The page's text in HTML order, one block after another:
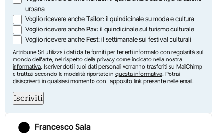
urbana
Voglio ricevere ancheTailor: il quindicinale su moda e cultura
Voglio ricevere anchePax: il quindicinale sul turismo culturale
Voglio ricevere ancheFest: il settimanale sui festival culturali
Artribune Srl utilizza i dati da te forniti per tenerti informato con regolarità sul
mondo dell'arte, nel rispetto della privacy come indicato nella nostra
informativa. Iscrivendoti i tuoi dati personali verranno trasferiti su MailChimp
e trattati secondo le modalità riportate in questa informativa. Potrai
disiscriverti in qualsiasi momento con l'apposito link presente nelle email.
Iscriviti
Francesco Sala